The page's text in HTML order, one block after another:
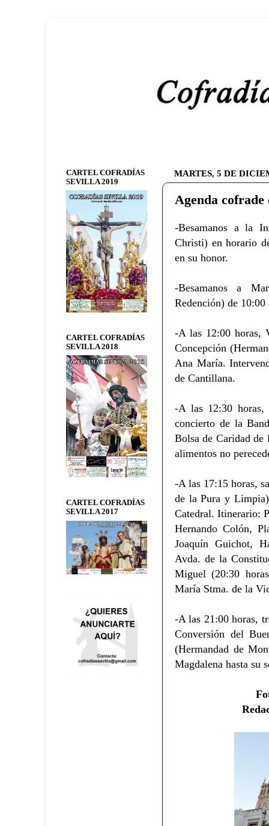
MARTES, 5 DE
Agenda
-Besamanos a la
Christi) en horario
en su honor.
-Besamanos a
Redención) de 10:00
-A las 12:00 horas,
Concepción
Ana María.
de Cantillana.
-A las 12:30 horas,
concierto de la
Bolsa de Caridad de
alimentos no
-A las 17:15 horas,
de la Pura y
Catedral. Itinerario:
Hernando Colón,
Joaquín Guichot,
Avda. de la
Miguel (20:30
María Stma. de la
-A las 21:00 horas,
Conversión del
(Hermandad de
Magdalena hasta su
CARTEL COFRADÍAS
SEVILLA 2019
CARTEL COFRADÍAS
SEVILLA 2018
CARTEL COFRADÍAS
SEVILLA 2017